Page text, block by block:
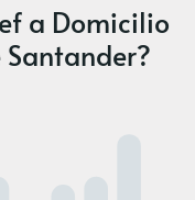
a Domicilio